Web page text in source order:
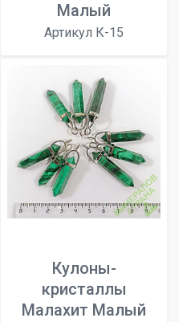
Малый
Артикул К-15
Кулоны-
кристаллы
Малахит Малый